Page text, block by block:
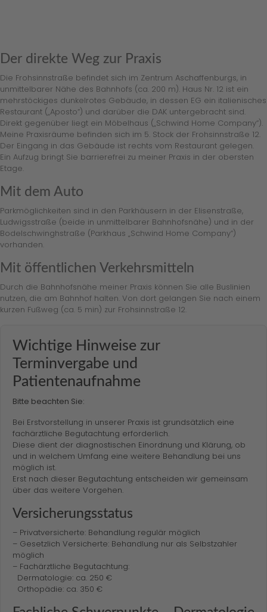
Der direkte Weg zur Praxis
Die Frohsinnstraße befindet sich im Zentrum Aschaffenburgs, in
unmittelbarer Nähe des Bahnhofs (ca. 200 m). Haus Nr. 12 ist ein
mehrstöckiges dunkelrotes Gebäude, in dessen EG ein italienisches
Restaurant („Aposto“) und darüber die DAK untergebracht sind.
Direkt gegenüber liegt ein Möbelhaus („Schwind Home Company“).
Meine Praxisräume befinden sich im 5. Stock der Frohsinnstraße 12.
Der Eingang in das Gebäude ist rechts vom Restaurant gelegen.
Ein Aufzug bringt Sie barrierefrei zu meiner Praxis in der obersten
Etage.
Mit dem Auto
Parkmöglichkeiten sind in den Parkhäusern in der Elisenstraße,
Ludwigsstraße (beide in unmittelbarer Bahnhofsnähe) und in der
Bodelschwinghstraße (Parkhaus „Schwind Home Company“)
vorhanden.
Mit öffentlichen Verkehrsmitteln
Durch die Bahnhofsnähe meiner Praxis können Sie alle Buslinien
nutzen, die am Bahnhof halten. Von dort gelangen Sie nach einem
kurzen Fußweg (ca. 5 min) zur Frohsinnstraße 12.
Wichtige Hinweise zur
Terminvergabe und
Patientenaufnahme
Bitte beachten Sie:
Bei Erstvorstellung in unserer Praxis ist grundsätzlich eine
fachärztliche Begutachtung erforderlich.
Diese dient der diagnostischen Einordnung und Klärung, ob
und in welchem Umfang eine weitere Behandlung bei uns
möglich ist.
Erst nach dieser Begutachtung entscheiden wir gemeinsam
über das weitere Vorgehen.
Versicherungsstatus
– Privatversicherte: Behandlung regulär möglich
– Gesetzlich Versicherte: Behandlung nur als Selbstzahler
möglich
– Fachärztliche Begutachtung:
Dermatologie: ca. 250 €
Orthopädie: ca. 350 €